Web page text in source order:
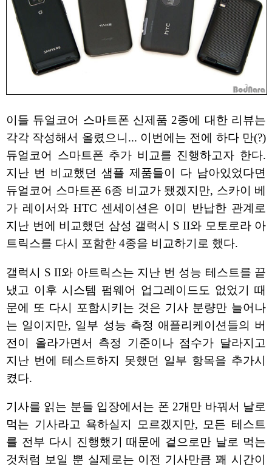
이들 듀얼코어 스마트폰 신제품 2종에 대한 리뷰는
각각 작성해서 올렸으니... 이번에는 전에 하다 만(?)
듀얼코어 스마트폰 추가 비교를 진행하고자 한다.
지난 번 비교했던 샘플 제품들이 다 남아있었다면
듀얼코어 스마트폰 6종 비교가 됐겠지만, 스카이 베
가 레이서와 HTC 센세이션은 이미 반납한 관계로
지난 번에 비교했던 삼성 갤럭시 S II와 모토로라 아
트릭스를 다시 포함한 4종을 비교하기로 했다.
갤럭시 S II와 아트릭스는 지난 번 성능 테스트를 끝
냈고 이후 시스템 펌웨어 업그레이드도 없었기 때
문에 또 다시 포함시키는 것은 기사 분량만 늘어나
는 일이지만, 일부 성능 측정 애플리케이션들의 버
전이 올라가면서 측정 기준이나 점수가 달라지고
지난 번에 테스트하지 못했던 일부 항목을 추가시
켰다.
기사를 읽는 분들 입장에서는 폰 2개만 바꿔서 날로
먹는 기사라고 욕하실지 모르겠지만, 모든 테스트
를 전부 다시 진행했기 때문에 겉으로만 날로 먹는
것처럼 보일 뿐 실제로는 이전 기사만큼 꽤 시간이